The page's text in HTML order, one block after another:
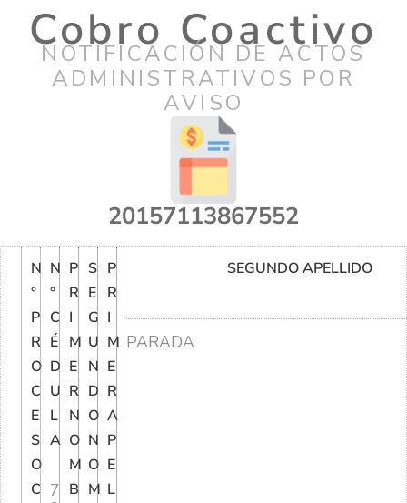
Cobro Coactivo
NOTIFICACIÓN DE ACTOS
ADMINISTRATIVOS POR
AVISO
20157113867552
N
°
P
R
O
C
E
S
O
C
N
°
C
É
D
U
L
A
7
P
R
I
M
E
R
N
O
M
B
S
E
G
U
N
D
O
N
O
M
P
R
I
M
E
R
A
P
E
L
SEGUNDO APELLIDO
PARADA